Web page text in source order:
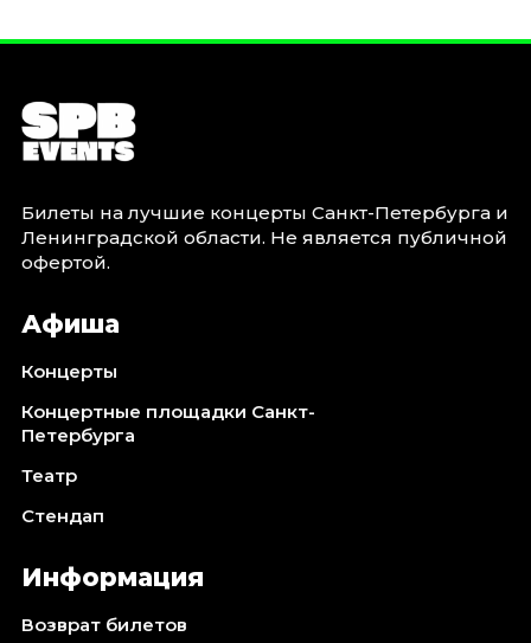
Билеты на лучшие концерты Санкт-Петербурга и
Ленинградской области. Не является публичной
офертой.
Афиша
Концерты
Концертные площадки Санкт-
Петербурга
Театр
Стендап
Информация
Возврат билетов